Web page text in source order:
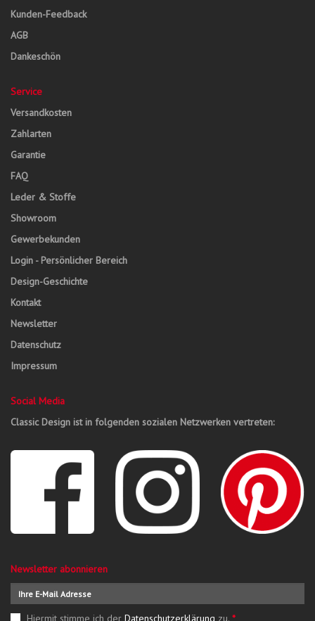
Kunden-Feedback
AGB
Dankeschön
Service
Versandkosten
Zahlarten
Garantie
FAQ
Leder & Stoffe
Showroom
Gewerbekunden
Login - Persönlicher Bereich
Design-Geschichte
Kontakt
Newsletter
Datenschutz
Impressum
Social Media
Classic Design ist in folgenden sozialen Netzwerken vertreten:
Newsletter abonnieren
Hiermit stimme ich der Datenschutzerklärung zu. *